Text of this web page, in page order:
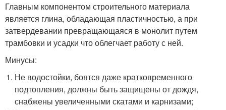
Главным компонентом строительного материала
является глина, обладающая пластичностью, а при
затвердевании превращающаяся в монолит путем
трамбовки и усадки что облегчает работу с ней.
Минусы:
Не водостойки, боятся даже кратковременного
подтопления, должны быть защищены от дождя,
снабжены увеличенными скатами и карнизами;